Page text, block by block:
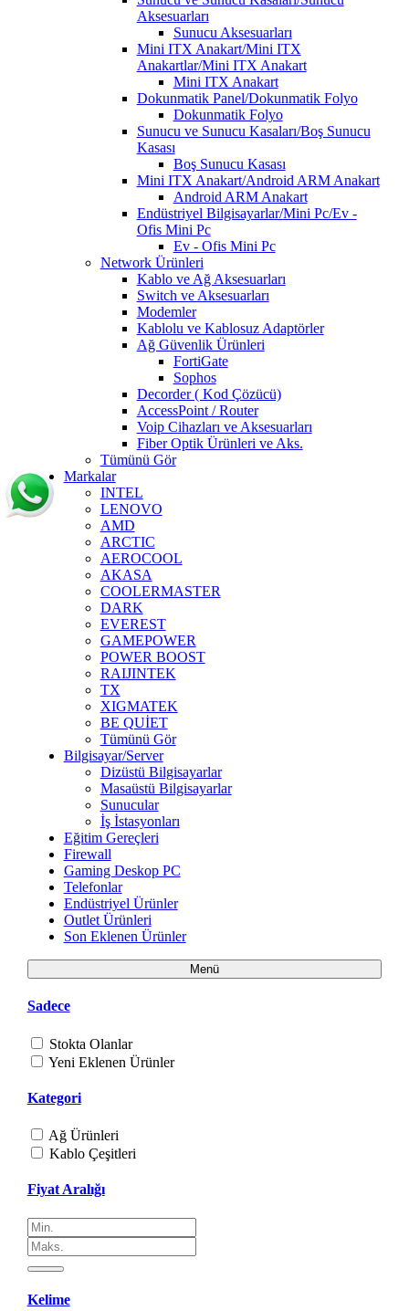
Aksesuarları
Sunucu Aksesuarları
Mini ITX Anakart/Mini ITX
Anakartlar/Mini ITX Anakart
Mini ITX Anakart
Dokunmatik Panel/Dokunmatik Folyo
Dokunmatik Folyo
Sunucu ve Sunucu Kasaları/Boş Sunucu
Kasası
Boş Sunucu Kasası
Mini ITX Anakart/Android ARM Anakart
Android ARM Anakart
Endüstriyel Bilgisayarlar/Mini Pc/Ev -
Ofis Mini Pc
Ev - Ofis Mini Pc
Network Ürünleri
Kablo ve Ağ Aksesuarları
Switch ve Aksesuarları
Modemler
Kablolu ve Kablosuz Adaptörler
Ağ Güvenlik Ürünleri
FortiGate
Sophos
Decorder ( Kod Çözücü)
AccessPoint / Router
Voip Cihazları ve Aksesuarları
Fiber Optik Ürünleri ve Aks.
Tümünü Gör
Markalar
INTEL
LENOVO
AMD
ARCTIC
AEROCOOL
AKASA
COOLERMASTER
DARK
EVEREST
GAMEPOWER
POWER BOOST
RAIJINTEK
TX
XIGMATEK
BE QUİET
Tümünü Gör
Bilgisayar/Server
Dizüstü Bilgisayarlar
Masaüstü Bilgisayarlar
Sunucular
İş İstasyonları
Eğitim Gereçleri
Firewall
Gaming Deskop PC
Telefonlar
Endüstriyel Ürünler
Outlet Ürünleri
Son Eklenen Ürünler
Menü
Sadece
Stokta Olanlar
Yeni Eklenen Ürünler
Kategori
Ağ Ürünleri
Kablo Çeşitleri
Fiyat Aralığı
Kelime